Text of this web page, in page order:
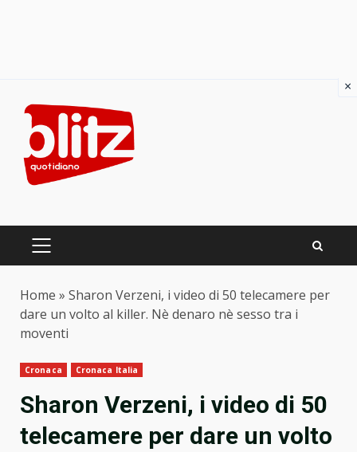
content
PRIMARY
Home » Sharon Verzeni, i video di 50 telecamere per
dare un volto al killer. Nè denaro nè sesso tra i
moventi
Cronaca Cronaca Italia
Sharon Verzeni, i video di 50
telecamere per dare un volto
×